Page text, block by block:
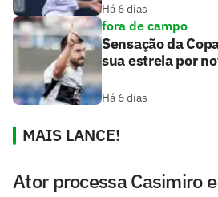
Há 6 dias
fora de campo
Sensação da
sua estreia por
Há 6 dias
MAIS LANCE!
Ator processa Casimiro